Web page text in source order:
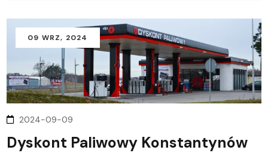
09 WRZ, 2024
2024-09-09
Dyskont Paliwowy Konstantynów